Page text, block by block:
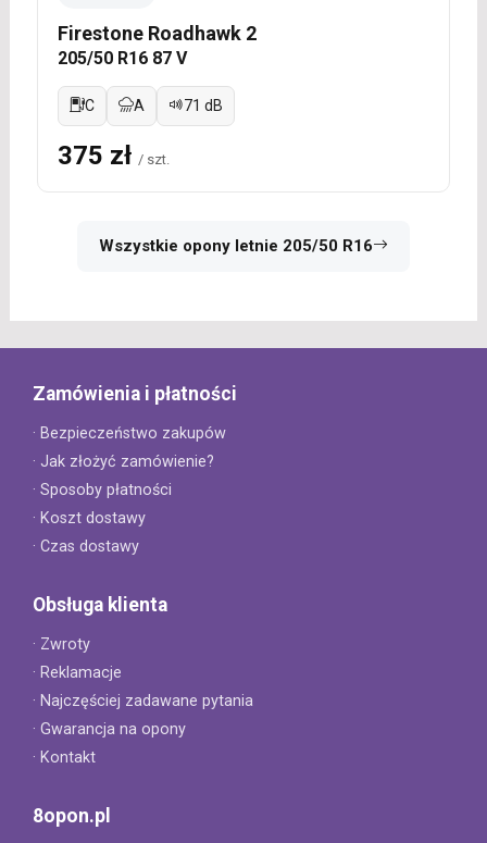
Firestone Roadhawk 2
205/50 R16 87 V
C A 71 dB
375 zł / szt.
Wszystkie opony letnie 205/50 R16
Zamówienia i płatności
· Bezpieczeństwo zakupów
· Jak złożyć zamówienie?
· Sposoby płatności
· Koszt dostawy
· Czas dostawy
Obsługa klienta
· Zwroty
· Reklamacje
· Najczęściej zadawane pytania
· Gwarancja na opony
· Kontakt
8opon.pl